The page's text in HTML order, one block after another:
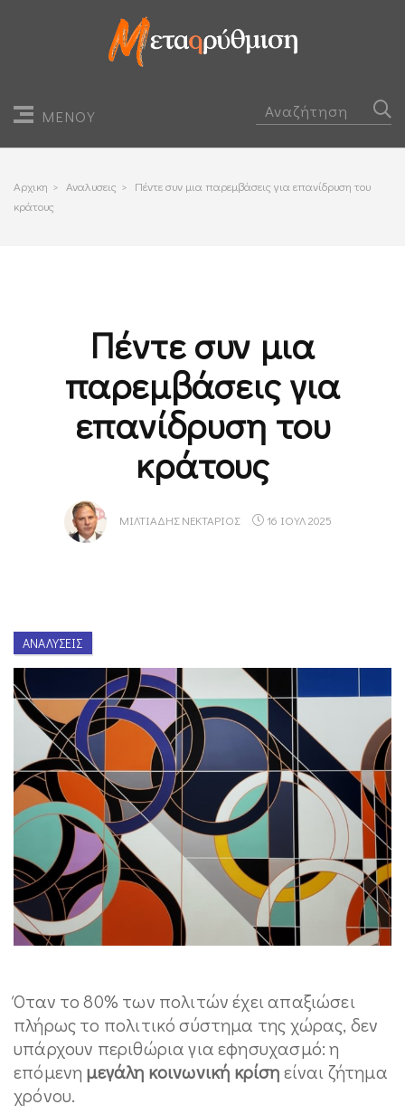
ΜΕΝΟΥ
Αρχικη > Αναλυσεις > Πέντε συν μια παρεμβάσεις για επανίδρυση του
κράτους
Πέντε συν μια
παρεμβάσεις για
επανίδρυση του
κράτους
ΜΙΛΤΙΆΔΗΣ ΝΕΚΤΆΡΙΟΣ 16 ΙΟΥΛ 2025
ΑΝΑΛΎΣΕΙΣ
Όταν το 80% των πολιτών έχει απαξιώσει
πλήρως το πολιτικό σύστημα της χώρας, δεν
υπάρχουν περιθώρια για εφησυχασμό: η
επόμενη μεγάλη κοινωνική κρίσηείναι ζήτημα
χρόνου.